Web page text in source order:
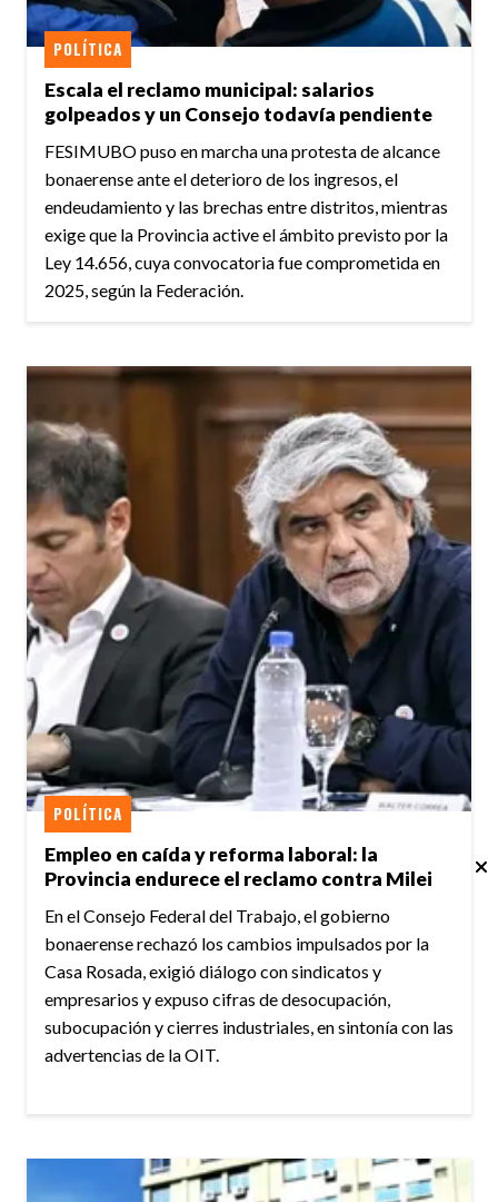
Escala el reclamo municipal: salarios
golpeados y un Consejo todavía pendiente
POLÍTICA
FESIMUBO puso en marcha una protesta de alcance
bonaerense ante el deterioro de los ingresos, el
endeudamiento y las brechas entre distritos, mientras
exige que la Provincia active el ámbito previsto por la
Ley 14.656, cuya convocatoria fue comprometida en
2025, según la Federación.
Empleo en caída y reforma laboral: la
Provincia endurece el reclamo contra Milei
POLÍTICA
En el Consejo Federal del Trabajo, el gobierno
bonaerense rechazó los cambios impulsados por la
Casa Rosada, exigió diálogo con sindicatos y
empresarios y expuso cifras de desocupación,
subocupación y cierres industriales, en sintonía con las
advertencias de la OIT.